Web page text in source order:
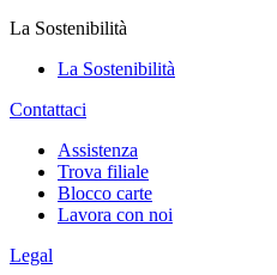
La Sostenibilità
La Sostenibilità
Contattaci
Assistenza
Trova filiale
Blocco carte
Lavora con noi
Legal